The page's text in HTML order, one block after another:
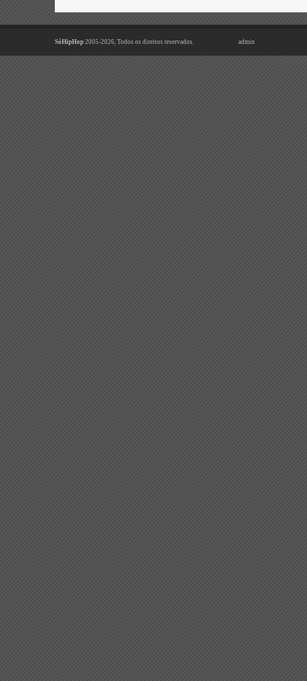
SóHipHop 2005-2026, Todos os direitos reservados. admin